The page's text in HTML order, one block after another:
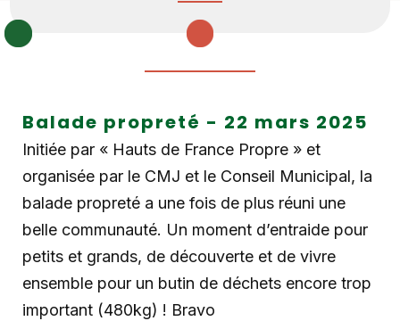
Balade propreté - 22 mars 2025
Initiée par « Hauts de France Propre » et
organisée par le CMJ et le Conseil Municipal, la
balade propreté a une fois de plus réuni une
belle communauté. Un moment d’entraide pour
petits et grands, de découverte et de vivre
ensemble pour un butin de déchets encore trop
important (480kg) ! Bravo